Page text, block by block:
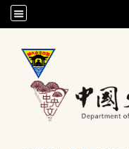
/accesskey"" title="Toolbar">:::